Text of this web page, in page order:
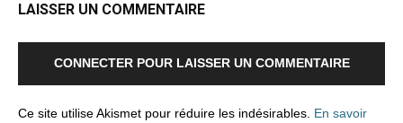
LAISSER UN COMMENTAIRE
CONNECTER POUR LAISSER UN COMMENTAIRE
Ce site utilise Akismet pour réduire les indésirables. En savoir